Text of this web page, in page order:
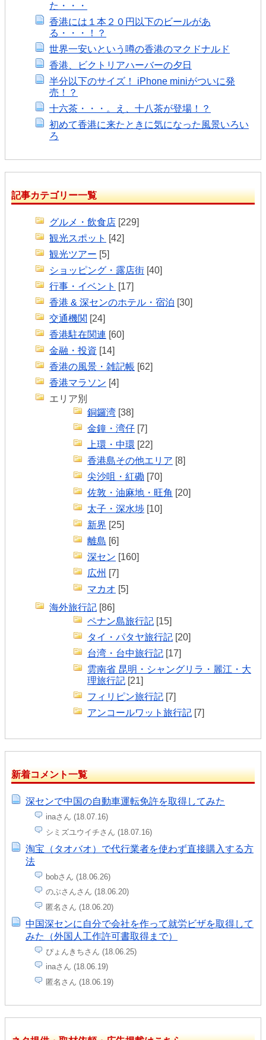
た・・・
香港には１本２０円以下のビールがあ
る・・・！？
世界一安いという噂の香港のマクドナルド
香港、ビクトリアハーバーの夕日
半分以下のサイズ！ iPhone miniがついに発
売！？
十六茶・・・。え、十八茶が登場！？
初めて香港に来たときに気になった風景いろい
ろ
記事カテゴリー一覧
グルメ・飲食店 [229]
観光スポット [42]
観光ツアー [5]
ショッピング・露店街 [40]
行事・イベント [17]
香港 & 深センのホテル・宿泊 [30]
交通機関 [24]
香港駐在関連 [60]
金融・投資 [14]
香港の風景・雑記帳 [62]
香港マラソン [4]
エリア別
銅鑼湾 [38]
金鐘・湾仔 [7]
上環・中環 [22]
香港島その他エリア [8]
尖沙咀・紅磡 [70]
佐敦・油麻地・旺角 [20]
太子・深水埗 [10]
新界 [25]
離島 [6]
深セン [160]
広州 [7]
マカオ [5]
海外旅行記 [86]
ペナン島旅行記 [15]
タイ・パタヤ旅行記 [20]
台湾・台中旅行記 [17]
雲南省 昆明・シャングリラ・麗江・大
理旅行記 [21]
フィリピン旅行記 [7]
アンコールワット旅行記 [7]
新着コメント一覧
深センで中国の自動車運転免許を取得してみた
inaさん (18.07.16)
シミズユウイチさん (18.07.16)
淘宝（タオバオ）で代行業者を使わず直接購入する方
法
bobさん (18.06.26)
のぶさんさん (18.06.20)
匿名さん (18.06.20)
中国深センに自分で会社を作って就労ビザを取得して
みた（外国人工作許可書取得まで）
ぴょんきちさん (18.06.25)
inaさん (18.06.19)
匿名さん (18.06.19)